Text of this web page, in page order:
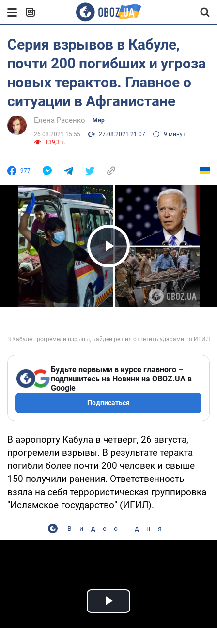
Серия взрывов в Кабуле,
почти 200 погибших и угроза
новых терактов. Главное о
ситуации в Афганистане
Елена Расенко Мир
26.08.2021 15:55 27.08.2021 21:07
9 минут
139,3 т.
977
Play Video
Будьте первыми в курсе главного –
подпишитесь на Новини на OBOZ.UA в
Google
Подписаться
В аэропорту Кабула в четверг, 26 августа,
прогремели взрывы. В результате теракта
погибли более почти 200 человек и свыше
150 получили ранения. Ответственность
взяла на себя террористическая группировка
"Исламское государство" (ИГИЛ).
Видео дня
Play Video